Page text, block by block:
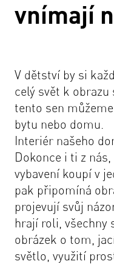
vnímají
V dětství by si
celý svět k
tento sen
bytu nebo domu.
Interiér našeho
Dokonce i ti z
vybavení koupí v
pak připomíná
projevují svůj
hrají roli, všechny
obrázek o tom,
světlo, využití